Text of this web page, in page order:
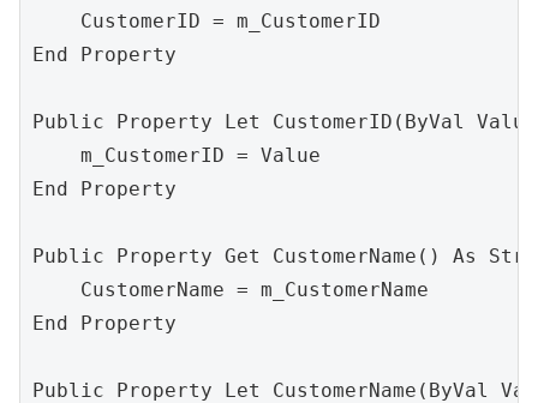
    CustomerID = m_CustomerID
End Property
Public Property Let CustomerID(ByVal
    m_CustomerID = Value
End Property
Public Property Get CustomerName() As
    CustomerName = m_CustomerName
End Property
Public Property Let CustomerName(ByVal